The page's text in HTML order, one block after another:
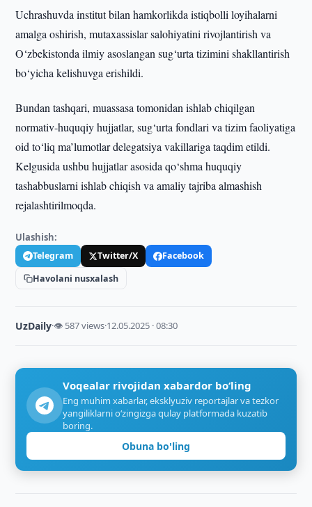
Uchrashuvda institut bilan hamkorlikda istiqbolli loyihalarni
amalga oshirish, mutaxassislar salohiyatini rivojlantirish va
O‘zbekistonda ilmiy asoslangan sug‘urta tizimini shakllantirish
bo‘yicha kelishuvga erishildi.
Bundan tashqari, muassasa tomonidan ishlab chiqilgan
normativ-huquqiy hujjatlar, sug‘urta fondlari va tizim faoliyatiga
oid to‘liq ma’lumotlar delegatsiya vakillariga taqdim etildi.
Kelgusida ushbu hujjatlar asosida qo‘shma huquqiy
tashabbuslarni ishlab chiqish va amaliy tajriba almashish
rejalashtirilmoqda.
Ulashish:
Telegram Twitter/X
Facebook
Havolani nusxalash
UzDaily·👁 587 views·12.05.2025 · 08:30
Voqealar rivojidan xabardor bo‘ling
Eng muhim xabarlar, eksklyuziv reportajlar va tezkor
yangiliklarni o‘zingizga qulay platformada kuzatib
boring.
Obuna bo'ling